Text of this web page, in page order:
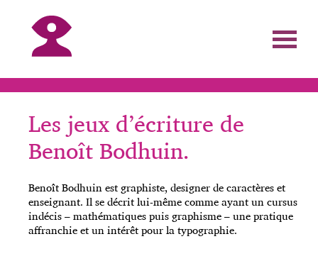
Les jeux d’écriture de
Benoît Bodhuin.
Benoît Bodhuin est graphiste, designer de caractères et
enseignant. Il se décrit lui-même comme ayant un cursus
indécis – mathématiques puis graphisme – une pratique
affranchie et un intérêt pour la typographie.